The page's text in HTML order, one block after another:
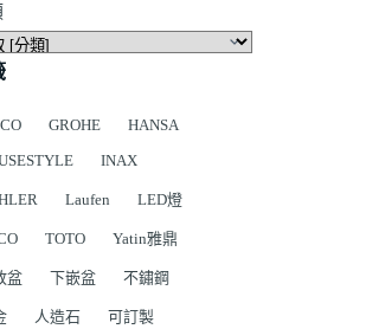
GROHE
HANSA
INAX
Laufen LED燈
TOTO Yatin雅鼎
盆 下嵌盆 不鏽鋼
人造石 可訂製